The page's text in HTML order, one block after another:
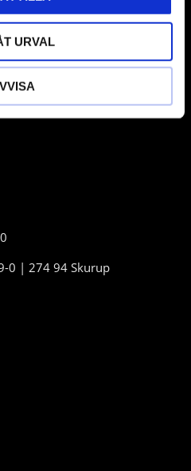
URVAL
0 | 274 94 Skurup